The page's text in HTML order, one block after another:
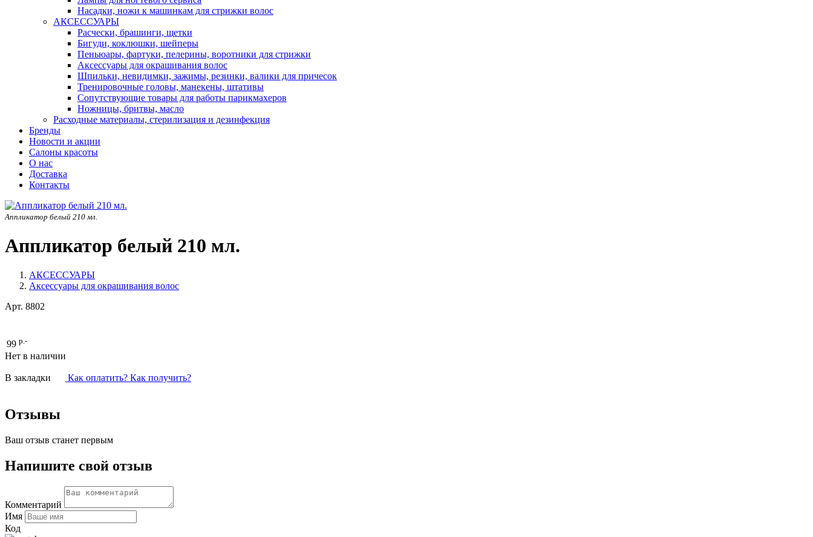
Насадки, ножи к машинкам для стрижки волос
АКСЕССУАРЫ
Расчески, брашинги, щетки
Бигуди, коклюшки, шейперы
Пеньюары, фартуки, пелерины, воротники для стрижки
Аксессуары для окрашивания волос
Шпильки, невидимки, зажимы, резинки, валики для причесок
Тренировочные головы, манекены, штативы
Сопутствующие товары для работы парикмахеров
Ножницы, бритвы, масло
Расходные материалы, стерилизация и дезинфекция
Бренды
Новости и акции
Салоны красоты
О нас
Доставка
Контакты
Аппликатор белый 210 мл.
Аппликатор белый 210 мл.
АКСЕССУАРЫ
Аксессуары для окрашивания волос
Арт. 8802
99 р.-
Нет в наличии
В закладки Как оплатить? Как получить?
Отзывы
Ваш отзыв станет первым
Напишите свой отзыв
Комментарий
Имя
Код